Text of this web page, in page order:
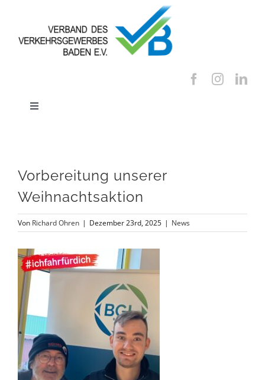
springen
Toggle
News
Über uns
Mitgliedschaft
Güterkraftverkehr
Taxi- und Mietwagenverkehr
Vorbereitung unserer
Weihnachtsaktion
Von Richard Ohren | Dezember 23rd, 2025 | News